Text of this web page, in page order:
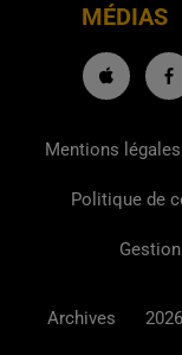
MÉDIAS
Mentions légales
Politique de
Archives 2026